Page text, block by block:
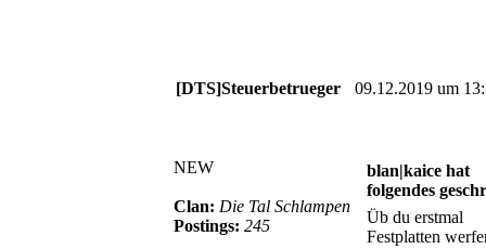
[DTS]Steuerbetrueger 09.12.2019 um
NEW
Clan: Die Tal Schlampen
Postings: 245
blan|kaice hat
folgendes
Üb du erstmal
Festplatten